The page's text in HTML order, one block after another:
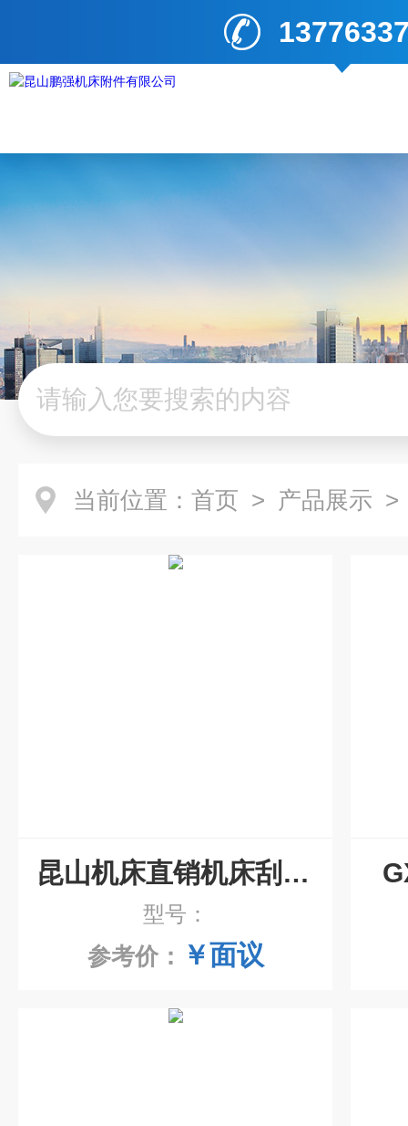
当前位置： 首页 > 产品展示
昆山机床直销机床刮屑板
型号：
参考价： ￥面议